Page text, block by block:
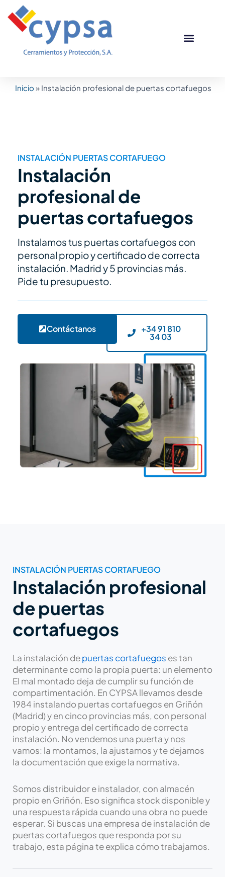
contenido
Inicio » Instalación profesional de puertas cortafuegos
INSTALACIÓN PUERTAS CORTAFUEGO
Instalación
profesional de
puertas cortafuegos
Instalamos tus puertas cortafuegos con
personal propio y certificado de correcta
instalación. Madrid y 5 provincias más.
Pide tu presupuesto.
Contáctanos +34 91 810
34 03
INSTALACIÓN PUERTAS CORTAFUEGO
Instalación profesional
de puertas
cortafuegos
La instalación depuertas cortafuegos es tan
determinante como la propia puerta: un elemento
EI mal montado deja de cumplir su función de
compartimentación. En CYPSA llevamos desde
1984 instalando puertas cortafuegos en Griñón
(Madrid) y en cinco provincias más, con personal
propio y entrega del certificado de correcta
instalación. No vendemos una puerta y nos
vamos: la montamos, la ajustamos y te dejamos
la documentación que exige la normativa.
Somos distribuidor e instalador, con almacén
propio en Griñón. Eso significa stock disponible y
una respuesta rápida cuando una obra no puede
esperar. Si buscas una empresa de instalación de
puertas cortafuegos que responda por su
trabajo, esta página te explica cómo trabajamos.